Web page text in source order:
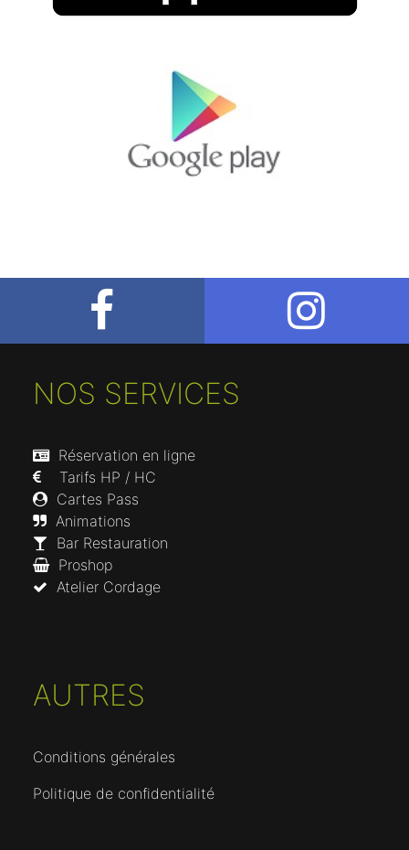
NOS SERVICES
Réservation en ligne
Tarifs HP / HC
Cartes Pass
Animations
Bar Restauration
Proshop
Atelier Cordage
AUTRES
Conditions générales
Politique de confidentialité